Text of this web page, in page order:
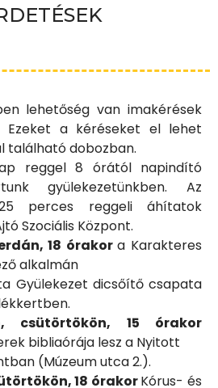
lehetőség van imakérések
Ezeket a kéréseket el lehet
található dobozban.
reggel 8 órától napindító
gyülekezetünkben. Az
perces reggeli áhítatok
Szociális Központ.
18 órakora Karakteres
alkalmán
Gyülekezet dicsőítő csapata
csütörtökön, 15 órakor
bibliaórája lesz a Nyitott
(Múzeum utca 2.).
18 órakorKórus- és